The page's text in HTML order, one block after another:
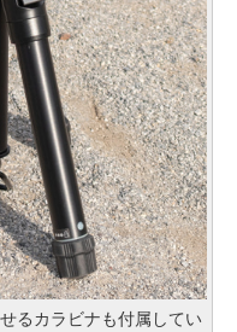
るカラビナも付属してい